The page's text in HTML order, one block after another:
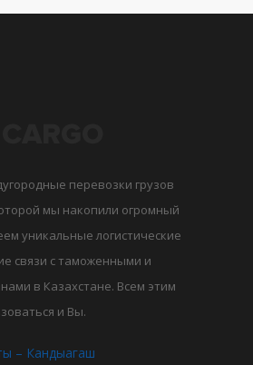
перевозки грузов
мы накопили огромный
уникальные логистические
связи с таможенными и
в Казахстане. Всем этим
и Вы.
– Кандыагаш